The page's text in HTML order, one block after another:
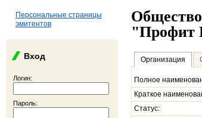
Персональные страницы
эмитентов
Вход
Логин:
Пароль:
"Профит
Организация
Полное
Краткое
Статус: